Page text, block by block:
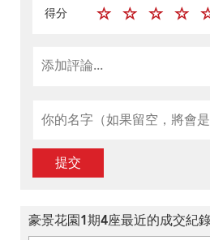
得分
提交
豪景花園1期4座最近的成交紀